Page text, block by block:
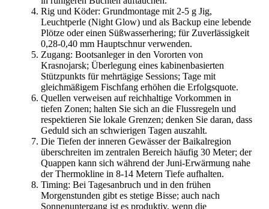
Rig und Köder: Grundmontage mit 2-5 g Jig,
Leuchtperle (Night Glow) und als Backup eine lebende
Plötze oder einen Süßwasserhering; für Zuverlässigkeit
0,28-0,40 mm Hauptschnur verwenden.
Zugang: Bootsanleger in den Vororten von
Krasnojarsk; Überlegung eines kabinenbasierten
Stützpunkts für mehrtägige Sessions; Tage mit
gleichmäßigem Fischfang erhöhen die Erfolgsquote.
Quellen verweisen auf reichhaltige Vorkommen in
tiefen Zonen; halten Sie sich an die Flussregeln und
respektieren Sie lokale Grenzen; denken Sie daran, dass
Geduld sich an schwierigen Tagen auszahlt.
Die Tiefen der inneren Gewässer der Baikalregion
überschreiten im zentralen Bereich häufig 30 Meter; der
Quappen kann sich während der Juni-Erwärmung nahe
der Thermokline in 8-14 Metern Tiefe aufhalten.
Timing: Bei Tagesanbruch und in den frühen
Morgenstunden gibt es stetige Bisse; auch nach
Sonnenuntergang ist es produktiv, wenn die